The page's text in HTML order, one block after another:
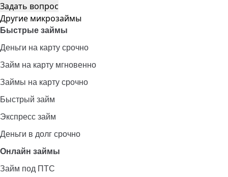
Задать вопрос
Другие микрозаймы
Быстрые займы
Деньги на карту срочно
Займ на карту мгновенно
Займы на карту срочно
Быстрый займ
Экспресс займ
Деньги в долг срочно
Онлайн займы
Займ под ПТС